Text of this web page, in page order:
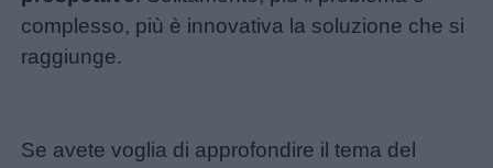
complesso, più è innovativa la soluzione che si
raggiunge.
Se avete voglia di approfondire il tema del